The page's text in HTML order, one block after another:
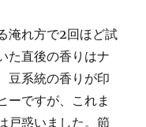
淹れ方で2回ほど試
た直後の香りはナ
豆系統の香りが印
ーですが、これま
戸惑いました。節